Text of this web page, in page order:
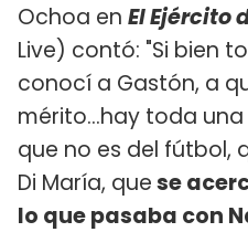
Ochoa en El Ejército
Live) contó: "Si bien
conocí a Gastón, a
mérito...hay toda
que no es del fútbol,
Di María, quese
lo que pasaba con